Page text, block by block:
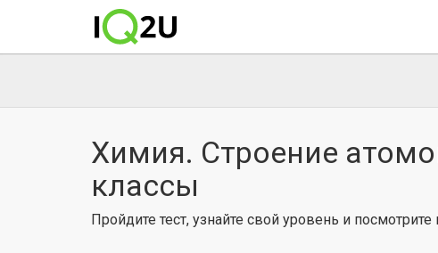
Химия. Строение
классы
Пройдите тест, узнайте свой уровень и